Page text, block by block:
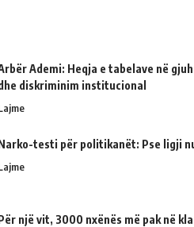
Ademi: Heqja e tabelave në
diskriminim institucional
testi për politikanët: Pse ligji
një vit, 3000 nxënës më pak në